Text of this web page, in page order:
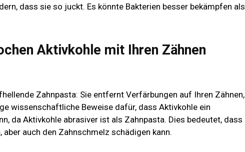
dass sie so juckt. Es könnte Bakterien besser bekämpfen als
Aktivkohle mit Ihren Zähnen
Zahnpasta: Sie entfernt Verfärbungen auf Ihren Zähnen,
wissenschaftliche Beweise dafür, dass Aktivkohle ein
da Aktivkohle abrasiver ist als Zahnpasta. Dies bedeutet, dass
auch den Zahnschmelz schädigen kann.